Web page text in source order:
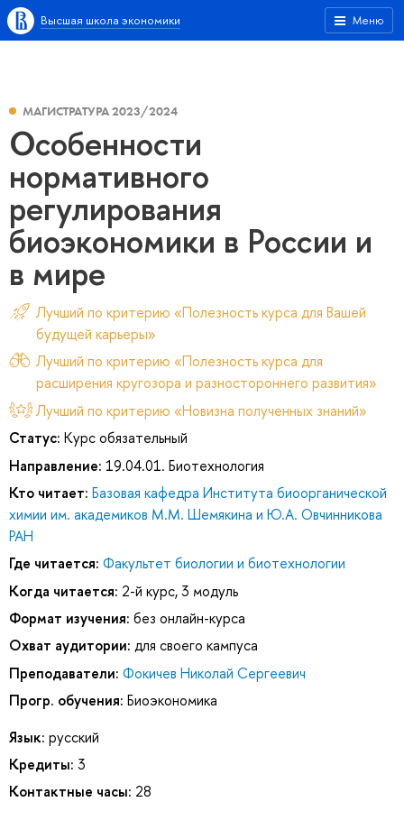
Меню
Высшая школа экономики
МАГИСТРАТУРА 2023/2024
Особенности
нормативного
регулирования
биоэкономики в России и
в мире
Лучший по критерию «Полезность курса для Вашей
будущей карьеры»
Лучший по критерию «Полезность курса для
расширения кругозора и разностороннего развития»
Лучший по критерию «Новизна полученных знаний»
Статус: Курс обязательный
Направление: 19.04.01. Биотехнология
Кто читает: Базовая кафедра Института биоорганической
химии им. академиков М.М. Шемякина и Ю.А. Овчинникова
РАН
Где читается: Факультет биологии и биотехнологии
Когда читается: 2-й курс, 3 модуль
Формат изучения: без онлайн-курса
Охват аудитории: для своего кампуса
Преподаватели: Фокичев Николай Сергеевич
Прогр. обучения: Биоэкономика
Язык: русский
Кредиты: 3
Контактные часы: 28